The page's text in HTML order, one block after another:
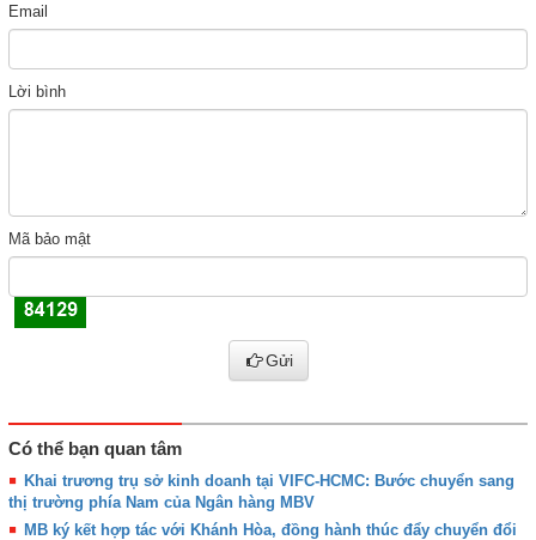
Email
Lời bình
Mã bảo mật
Gửi
Có thể bạn quan tâm
Khai trương trụ sở kinh doanh tại VIFC-HCMC: Bước chuyển sang
thị trường phía Nam của Ngân hàng MBV
MB ký kết hợp tác với Khánh Hòa, đồng hành thúc đẩy chuyển đổi